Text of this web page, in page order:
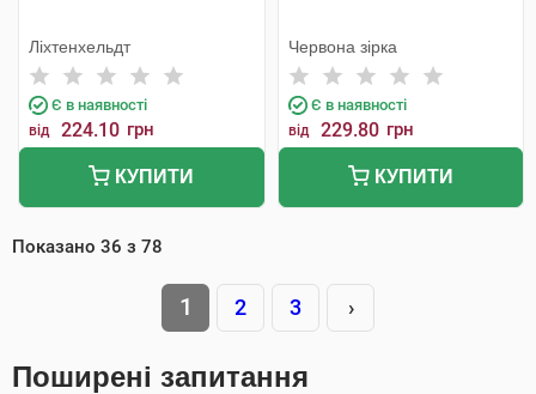
Ліхтенхельдт
Є в наявності
від 224.10 грн
КУПИТИ
Червона зірка
Є в наявності
від 229.80 грн
КУПИТИ
Показано 36 з 78
1 2 3 ›
Поширені запитання